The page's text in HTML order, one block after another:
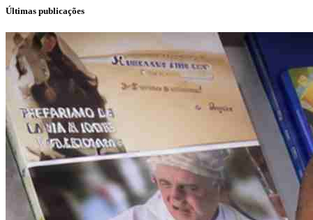
Últimas publicações